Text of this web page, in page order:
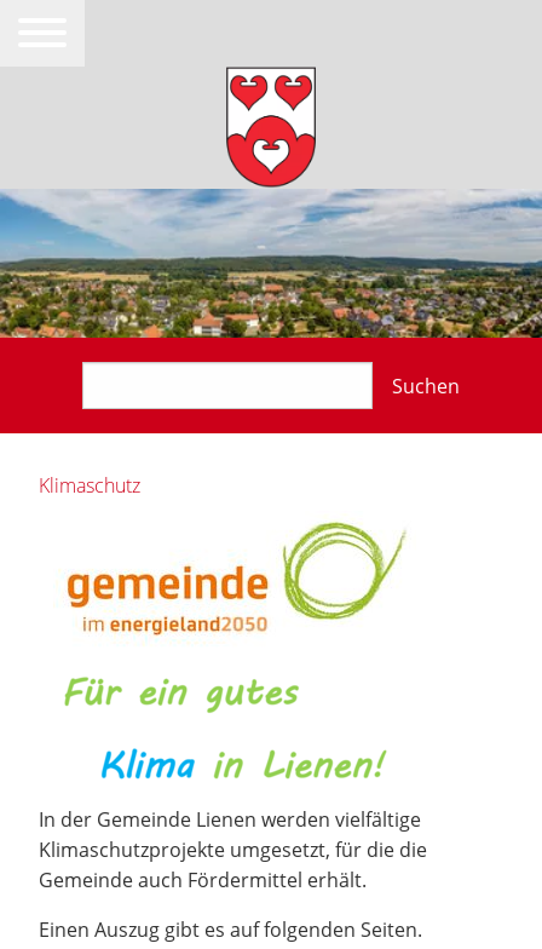
Suchen
Klimaschutz
In der Gemeinde Lienen werden vielfältige
Klimaschutzprojekte umgesetzt, für die die
Gemeinde auch Fördermittel erhält.
Einen Auszug gibt es auf folgenden Seiten.